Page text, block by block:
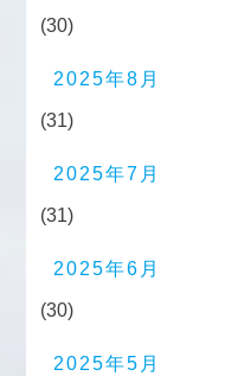
(30)
2025年8月
(31)
2025年7月
(31)
2025年6月
(30)
2025年5月